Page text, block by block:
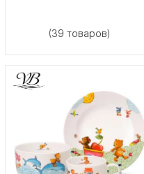
(39 товаров)